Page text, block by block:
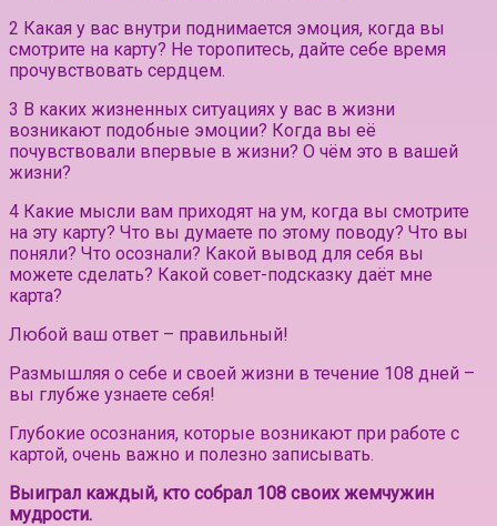
2 Какая у вас внутри поднимается эмоция, когда вы
смотрите на карту? Не торопитесь, дайте себе время
прочувствовать сердцем.
3 В каких жизненных ситуациях у вас в жизни
возникают подобные эмоции? Когда вы её
почувствовали впервые в жизни? О чём это в вашей
жизни?
4 Какие мысли вам приходят на ум, когда вы смотрите
на эту карту? Что вы думаете по этому поводу? Что вы
поняли? Что осознали? Какой вывод для себя вы
можете сделать? Какой совет-подсказку даёт мне
карта?
Любой ваш ответ – правильный!
Размышляя о себе и своей жизни в течение 108 дней –
вы глубже узнаете себя!
Глубокие осознания, которые возникают при работе с
картой, очень важно и полезно записывать.⠀
Выиграл каждый, кто собрал 108 своих жемчужин
мудрости.